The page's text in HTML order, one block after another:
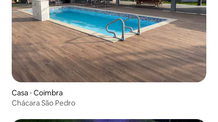
Casa ⋅ Coimbra
Chácara São Pedro